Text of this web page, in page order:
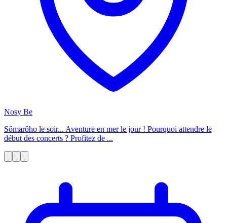
Nosy Be
Sômarôho le soir... Aventure en mer le jour ! Pourquoi attendre le
début des concerts ? Profitez de ...